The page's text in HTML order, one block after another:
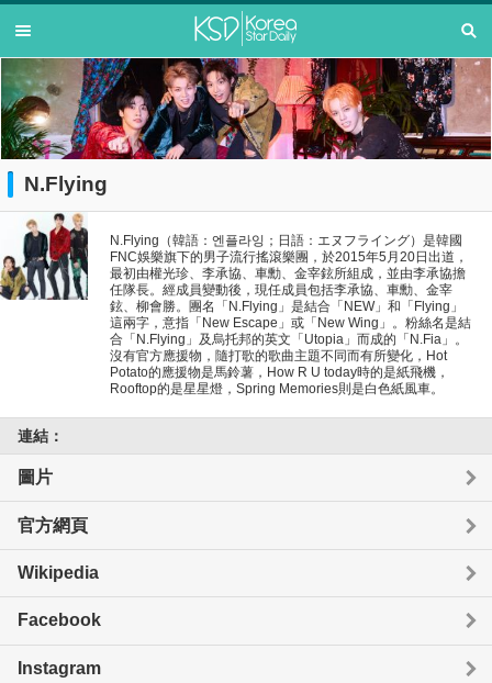
N.Flying
N.Flying（韓語：엔플라잉；日語：エヌフライング）是韓國
FNC娛樂旗下的男子流行搖滾樂團，於2015年5月20日出道，
最初由權光珍、李承協、車勳、金宰鉉所組成，並由李承協擔
任隊長。經成員變動後，現任成員包括李承協、車勳、金宰
鉉、柳會勝。團名「N.Flying」是結合「NEW」和「Flying」
這兩字，意指「New Escape」或「New Wing」。粉絲名是結
合「N.Flying」及烏托邦的英文「Utopia」而成的「N.Fia」。
沒有官方應援物，隨打歌的歌曲主題不同而有所變化，Hot
Potato的應援物是馬鈴薯，How R U today時的是紙飛機，
Rooftop的是星星燈，Spring Memories則是白色紙風車。
連結：
圖片
官方網頁
Wikipedia
Facebook
Instagram